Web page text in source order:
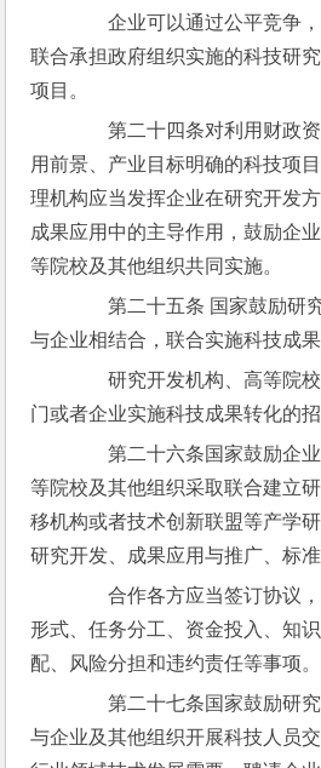
企业可以通过公平竞争，
联合承担政府组织实施的科技研
项目。
第二十四条对利用财政资
用前景、产业目标明确的科技项
理机构应当发挥企业在研究开发
成果应用中的主导作用，鼓励企
等院校及其他组织共同实施。
第二十五条 国家鼓励研究
与企业相结合，联合实施科技成果
研究开发机构、高等院校
门或者企业实施科技成果转化的招
第二十六条国家鼓励企业
等院校及其他组织采取联合建立
移机构或者技术创新联盟等产学
研究开发、成果应用与推广、标
合作各方应当签订协议，
形式、任务分工、资金投入、知
配、风险分担和违约责任等事项。
第二十七条国家鼓励研究
与企业及其他组织开展科技人员